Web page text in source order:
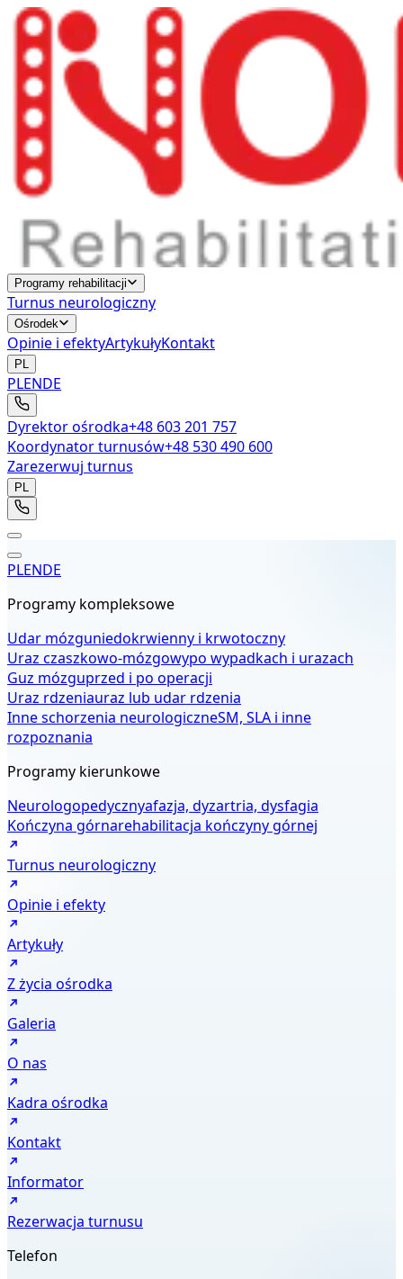
Programy rehabilitacji
Turnus neurologiczny
Ośrodek
Opinie i efektyArtykułyKontakt
PL
PLENDE
Dyrektor ośrodka+48 603 201 757
Koordynator turnusów+48 530 490 600
Zarezerwuj turnus
PL
PLENDE
Programy kompleksowe
Udar mózguniedokrwienny i krwotoczny
Uraz czaszkowo-mózgowypo wypadkach i urazach
Guz mózguprzed i po operacji
Uraz rdzeniauraz lub udar rdzenia
Inne schorzenia neurologiczneSM, SLA i inne
rozpoznania
Programy kierunkowe
Neurologopedycznyafazja, dyzartria, dysfagia
Kończyna górnarehabilitacja kończyny górnej
Turnus neurologiczny
Opinie i efekty
Artykuły
Z życia ośrodka
Galeria
O nas
Kadra ośrodka
Kontakt
Informator
Rezerwacja turnusu
Telefon